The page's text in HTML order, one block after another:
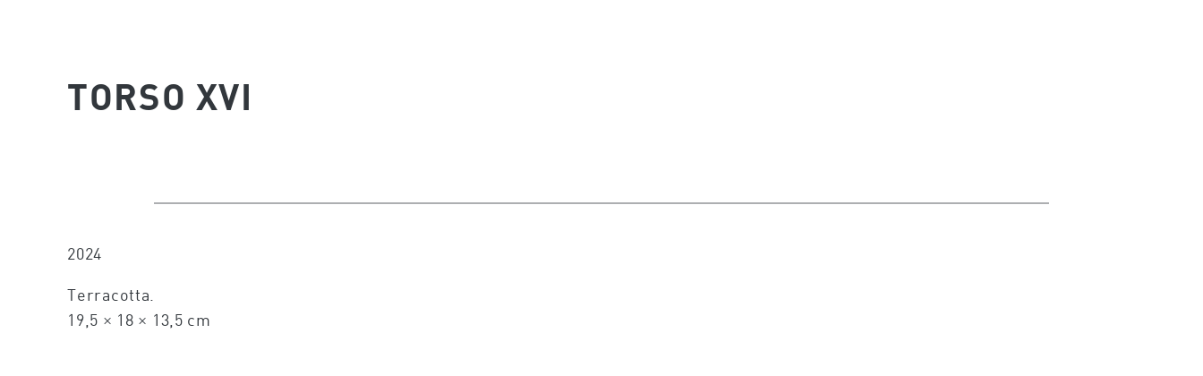
TORSO XVI
2024
Terracotta.
19,5 × 18 × 13,5 cm